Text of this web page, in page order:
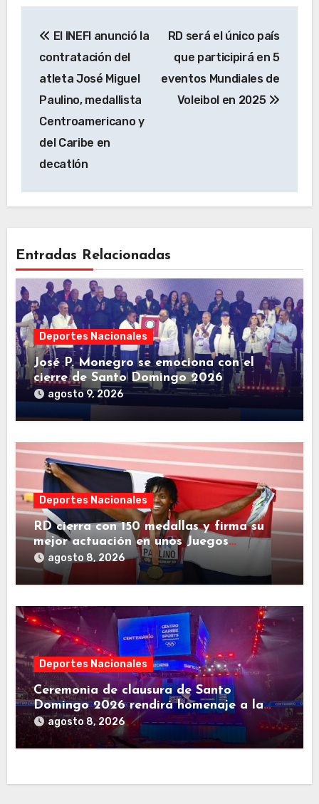
de
entradas
El INEFI anunció la
contratación del
atleta José Miguel
Paulino, medallista
Centroamericano y
del Caribe en
decatlón
RD será el único país
que participirá en 5
eventos Mundiales de
Voleibol en 2025
Entradas Relacionadas
Deportes Nacionales
José P. Monegro se emociona con el
cierre de Santo Domingo 2026
agosto 9, 2026
Deportes Nacionales
RD cierra con 150 medallas y firma su
mejor actuación en unos Juegos
Centroamericanos
agosto 8, 2026
Deportes Nacionales
Ceremonia de clausura de Santo
Domingo 2026 rendirá homenaje a la
familia deportiva de Centroamérica y el
Caribe
agosto 8, 2026